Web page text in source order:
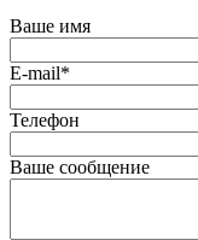
Ваше имя
E-mail*
Телефон
Ваше сообщение